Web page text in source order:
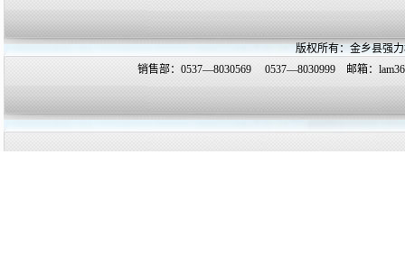
版权所有：金乡县强
销售部：0537—8030569 0537—8030999 邮箱：